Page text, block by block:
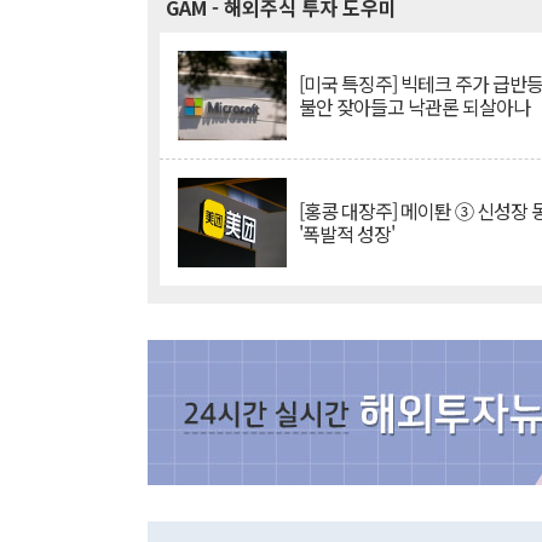
GAM - 해외주식 투자 도우미
[미국 특징주] 빅테크 주가 급반
불안 잦아들고 낙관론 되살아나
[홍콩 대장주] 메이퇀 ③ 신성장
'폭발적 성장'